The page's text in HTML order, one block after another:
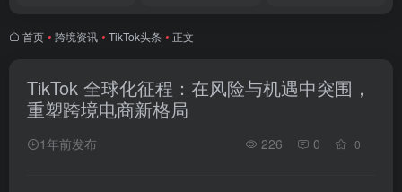
首页 • 跨境资讯 • TikTok头条 • 正文
TikTok 全球化征程：在风险与机遇中突围，
重塑跨境电商新格局
1年前发布 226 0 0